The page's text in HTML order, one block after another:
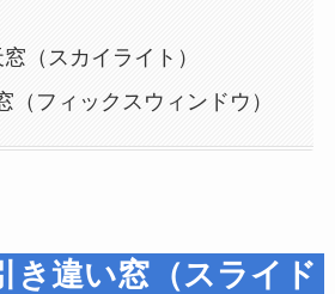
（スカイライト）
（フィックスウィンドウ）
き違い窓（スライド